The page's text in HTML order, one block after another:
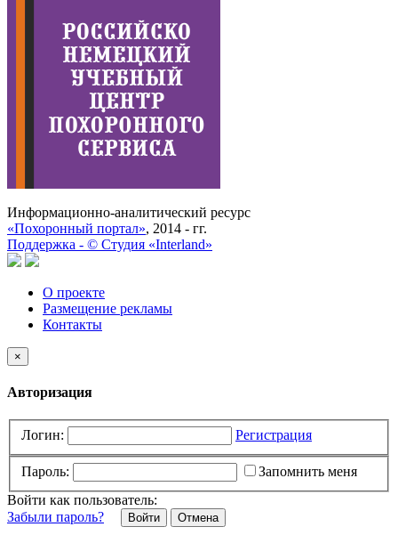
Информационно-аналитический ресурс
«Похоронный портал», 2014 - гг.
Поддержка - © Cтудия «Interland»
О проекте
Размещение рекламы
Контакты
×
Авторизация
Логин: Регистрация
Пароль:
Запомнить меня
Войти как пользователь:
Забыли пароль?
Отмена